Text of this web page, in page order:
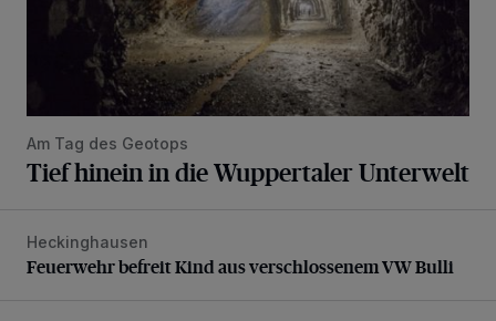
Am Tag des Geotops
Tief hinein in die Wuppertaler Unterwelt
Feuerwehr befreit Kind aus verschlossenem VW Bulli
Heckinghausen
Feuerwehr befreit Kind aus verschlossenem VW Bulli